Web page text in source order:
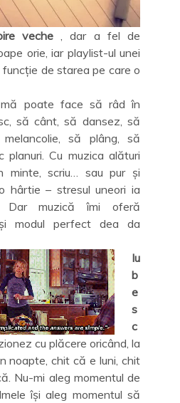
veche, dar a fel de
orie, iar playlist-ul unei
de starea pe care o
poate face să râd în
să cânt, să dansez, să
să plâng, să
Cu muzica alături
minte, scriu… sau pur și
hârtie – stresul uneori ia
Dar muzică îmi oferă
modul perfect dea da
Iu
b
e
s
c
cu plăcere oricând, la
noapte, chit că e luni, chit
Nu-mi aleg momentul de
își aleg momentul să